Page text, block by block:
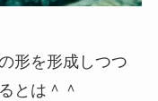
形を形成しつつ
とは＾＾